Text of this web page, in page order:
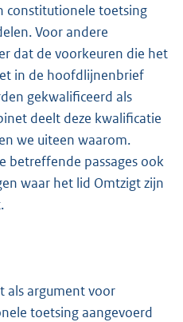
constitutionele toetsing
Voor andere
dat de voorkeuren die het
in de hoofdlijnenbrief
gekwalificeerd als
deelt deze kwalificatie
we uiteen waarom.
betreffende passages ook
waar het lid Omtzigt zijn
argument voor
toetsing aangevoerd